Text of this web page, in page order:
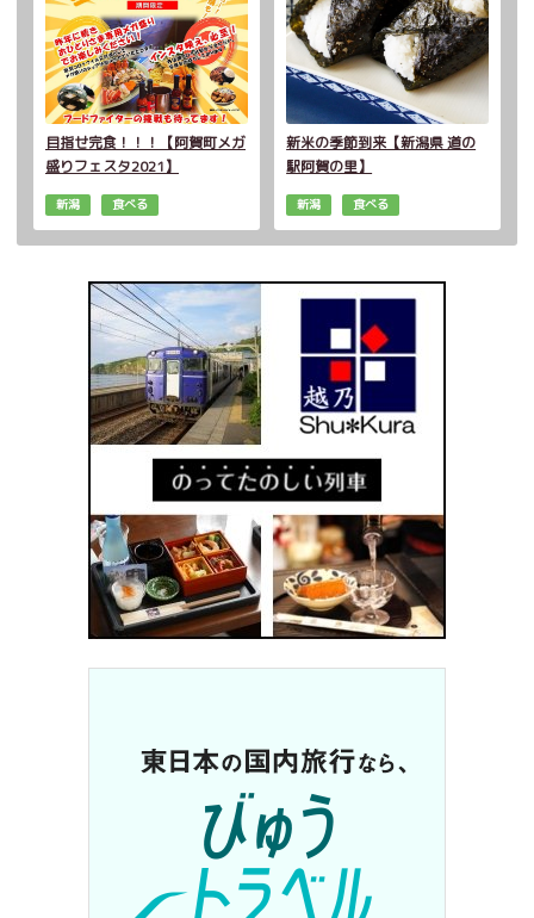
目指せ完食！！！【阿賀町メガ
盛りフェスタ2021】
新潟 食べる
新米の季節到来【新潟県 道の
駅阿賀の里】
新潟 食べる